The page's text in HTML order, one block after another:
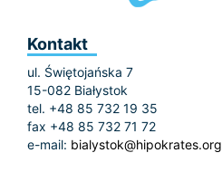
Kontakt
ul. Świętojańska 7
15-082 Białystok
tel. +48 85 732 19 35
fax +48 85 732 71 72
e-mail: bialystok@hipokrates.org